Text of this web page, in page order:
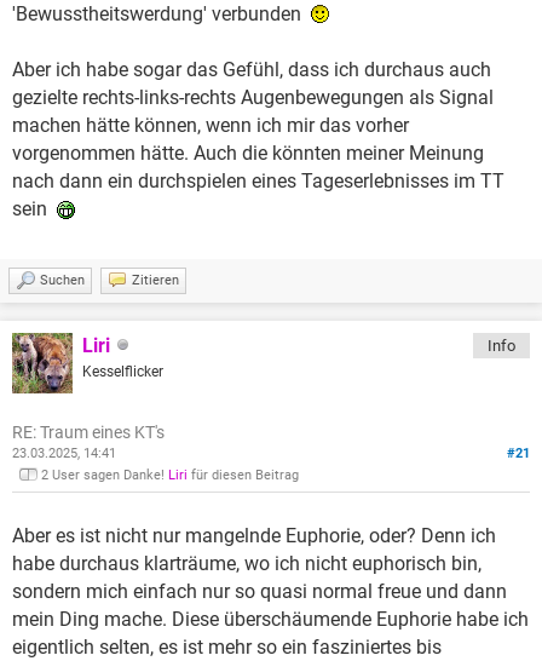
'Bewusstheitswerdung' verbunden
Aber ich habe sogar das Gefühl, dass ich durchaus auch
gezielte rechts-links-rechts Augenbewegungen als Signal
machen hätte können, wenn ich mir das vorher
vorgenommen hätte. Auch die könnten meiner Meinung
nach dann ein durchspielen eines Tageserlebnisses im TT
sein
Suchen Zitieren
Liri
Kesselflicker
Info
RE: Traum eines KT's
#21
23.03.2025, 14:41
2 User sagen Danke! Liri für diesen Beitrag
Aber es ist nicht nur mangelnde Euphorie, oder? Denn ich
habe durchaus klarträume, wo ich nicht euphorisch bin,
sondern mich einfach nur so quasi normal freue und dann
mein Ding mache. Diese überschäumende Euphorie habe ich
eigentlich selten, es ist mehr so ein fasziniertes bis